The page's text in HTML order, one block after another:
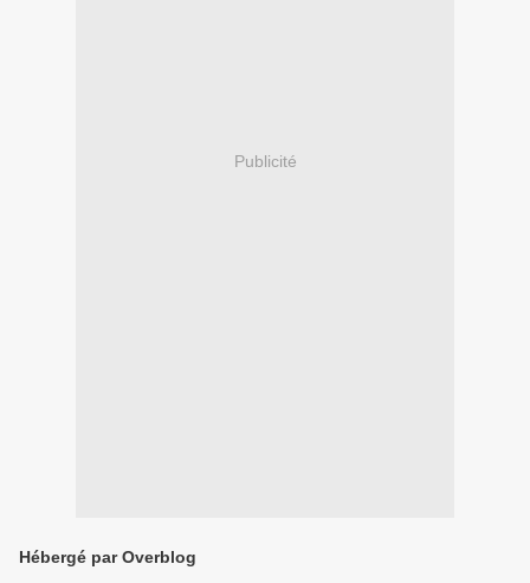
Publicité
Hébergé par Overblog